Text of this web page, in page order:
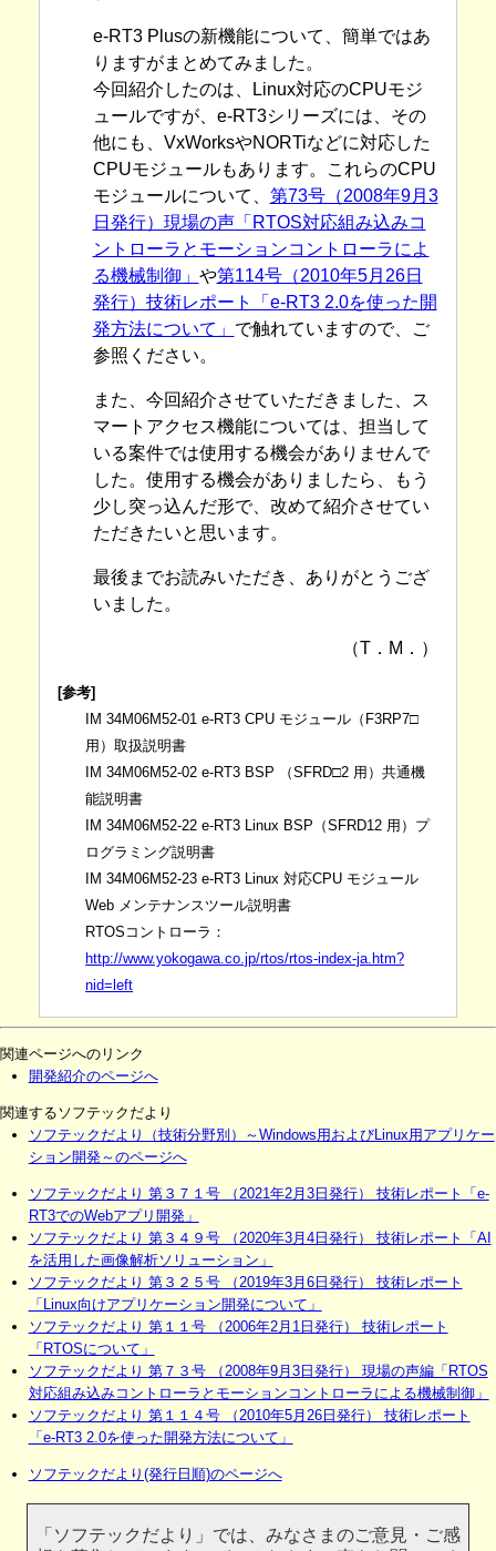
e-RT3 Plusの新機能について、簡単ではあ
りますがまとめてみました。
今回紹介したのは、Linux対応のCPUモジ
ュールですが、e-RT3シリーズには、その
他にも、VxWorksやNORTiなどに対応した
CPUモジュールもあります。これらのCPU
モジュールについて、 第73号（2008年9月3
日発行）現場の声「RTOS対応組み込みコ
ントローラとモーションコントローラによ
る機械制御」 や第114号（2010年5月26日
発行）技術レポート「e-RT3 2.0を使った開
発方法について」 で触れていますので、ご
参照ください。
また、今回紹介させていただきました、ス
マートアクセス機能については、担当して
いる案件では使用する機会がありませんで
した。使用する機会がありましたら、もう
少し突っ込んだ形で、改めて紹介させてい
ただきたいと思います。
最後までお読みいただき、ありがとうござ
いました。
（T．M．）
[参考]
IM 34M06M52-01 e-RT3 CPU モジュール（F3RP7□
用）取扱説明書
IM 34M06M52-02 e-RT3 BSP （SFRD□2 用）共通機
能説明書
IM 34M06M52-22 e-RT3 Linux BSP（SFRD12 用）プ
ログラミング説明書
IM 34M06M52-23 e-RT3 Linux 対応CPU モジュール
Web メンテナンスツール説明書
RTOSコントローラ：
http://www.yokogawa.co.jp/rtos/rtos-index-ja.htm?
nid=left
関連ページへのリンク
開発紹介のページへ
関連するソフテックだより
ソフテックだより（技術分野別）～Windows用およびLinux用アプリケー
ション開発～のページへ
ソフテックだより 第３７１号 （2021年2月3日発行） 技術レポート「e-
RT3でのWebアプリ開発」
ソフテックだより 第３４９号 （2020年3月4日発行） 技術レポート「AI
を活用した画像解析ソリューション」
ソフテックだより 第３２５号 （2019年3月6日発行） 技術レポート
「Linux向けアプリケーション開発について」
ソフテックだより 第１１号 （2006年2月1日発行） 技術レポート
「RTOSについて」
ソフテックだより 第７３号 （2008年9月3日発行） 現場の声編「RTOS
対応組み込みコントローラとモーションコントローラによる機械制御」
ソフテックだより 第１１４号 （2010年5月26日発行） 技術レポート
「e-RT3 2.0を使った開発方法について」
ソフテックだより(発行日順)のページへ
「ソフテックだより」では、みなさまのご意見・ご感